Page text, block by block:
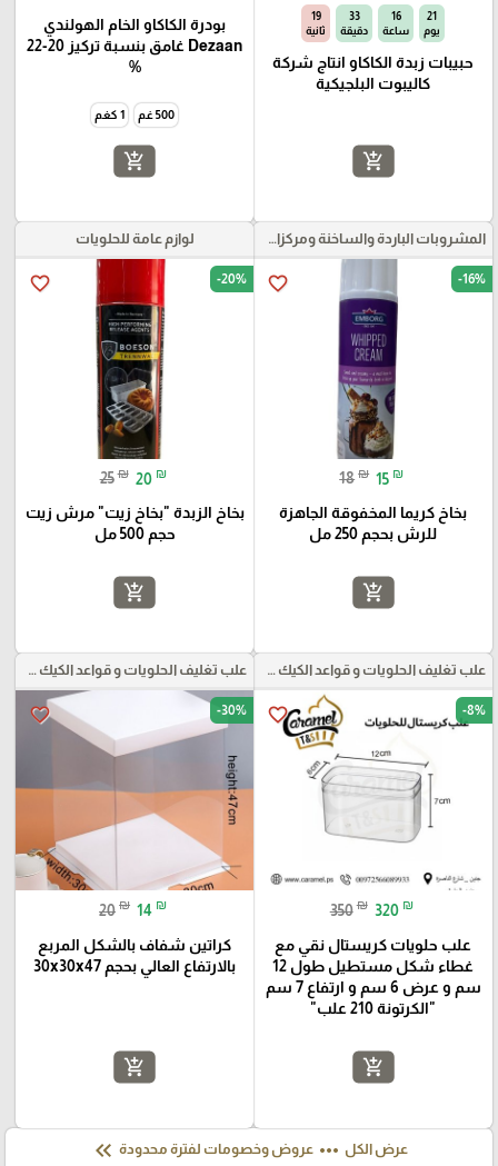
21
يوم
16
ساعة
33
دقيقة
18
ثانية
حبيبات زبدة الكاكاو انتاج شركة
كاليبوت البلجيكية
add_shopping_cart
بودرة الكاكاو الخام الهولندي
Dezaan غامق بنسبة تركيز 20-22
%
500 غم 1 كغم
add_shopping_cart
المشروبات الباردة والساخنة ومركزات الموهيتو
favorite_border -16%
18 ₪ 15 ₪
بخاخ كريما المخفوقة الجاهزة
للرش بحجم 250 مل
add_shopping_cart
لوازم عامة للحلويات
favorite_border -20%
25 ₪ 20 ₪
بخاخ الزبدة "بخاخ زيت" مرش زيت
حجم 500 مل
add_shopping_cart
علب تغليف الحلويات و قواعد الكيك و علب بلاستيكية بأنواعها
favorite_border -8%
350 ₪ 320 ₪
علب حلويات كريستال نقي مع
غطاء شكل مستطيل طول 12
سم و عرض 6 سم و ارتفاع 7 سم
"الكرتونة 210 علب"
add_shopping_cart
علب تغليف الحلويات و قواعد الكيك و علب بلاستيكية بأنواعها
favorite_border -30%
20 ₪ 14 ₪
كراتين شفاف بالشكل المربع
بالارتفاع العالي بحجم 30x30x47
add_shopping_cart
عرض الكل more_horiz عروض وخصومات لفترة محدودة keyboard_double_arrow_left